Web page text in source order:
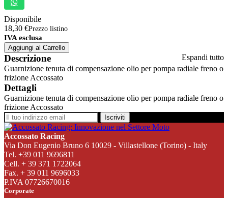
Disponibile
18,30 €Prezzo listino
IVA esclusa
Aggiungi al Carrello
Espandi tutto
Descrizione
Guarnizione tenuta di compensazione olio per pompa radiale freno o
frizione Accossato
Dettagli
Guarnizione tenuta di compensazione olio per pompa radiale freno o
frizione Accossato
Iscriviti
Accossato Racing
Via Don Eugenio Bruno 6 10029 - Villastellone (Torino) - Italy
Tel. +39 011 9696811
Cell. + 39 371 1722064
Fax. + 39 011 9696033
P.IVA 07726670016
Corporate